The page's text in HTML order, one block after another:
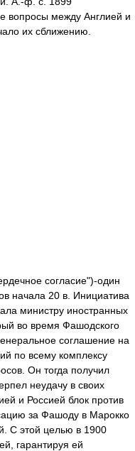
вопросы между Англией и
их сближению.
согласие")-один
начала 20 в. Инициатива
министру иностранных
во время Фашодского
соглашение на
по всему комплексу
Он тогда получил
неудачу в своих
и Россией блок против
за Фашоду в Марокко
С этой целью в 1900
гарантируя ей